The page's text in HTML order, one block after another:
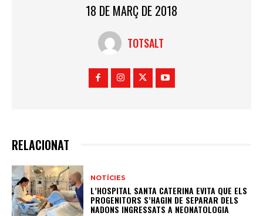
18 DE MARÇ DE 2018
TOTSALT
RELACIONAT
NOTÍCIES
L’HOSPITAL SANTA CATERINA EVITA QUE ELS
PROGENITORS S’HAGIN DE SEPARAR DELS
NADONS INGRESSATS A NEONATOLOGIA